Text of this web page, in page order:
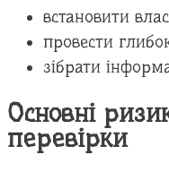
встановити
провести
зібрати
Основні
перевірки